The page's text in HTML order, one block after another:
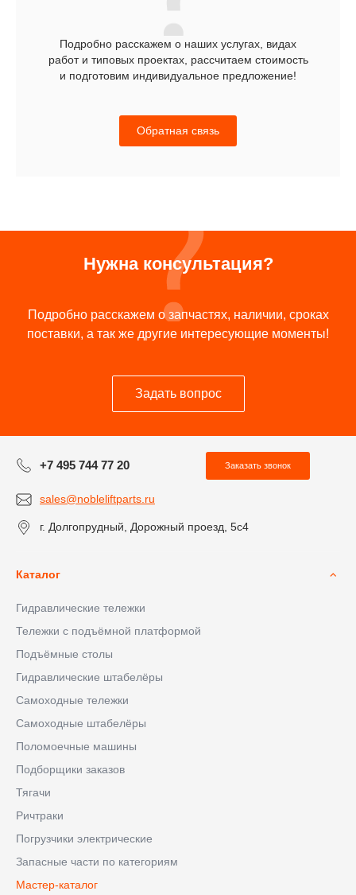
Подробно расскажем о наших услугах, видах
работ и типовых проектах, рассчитаем стоимость
и подготовим индивидуальное предложение!
Обратная связь
Нужна консультация?
Подробно расскажем о запчастях, наличии, сроках
поставки, а так же другие интересующие моменты!
Задать вопрос
+7 495 744 77 20 Заказать звонок
sales@nobleliftparts.ru
г. Долгопрудный, Дорожный проезд, 5с4
Каталог
Гидравлические тележки
Тележки с подъёмной платформой
Подъёмные столы
Гидравлические штабелёры
Самоходные тележки
Самоходные штабелёры
Поломоечные машины
Подборщики заказов
Тягачи
Ричтраки
Погрузчики электрические
Запасные части по категориям
Мастер-каталог